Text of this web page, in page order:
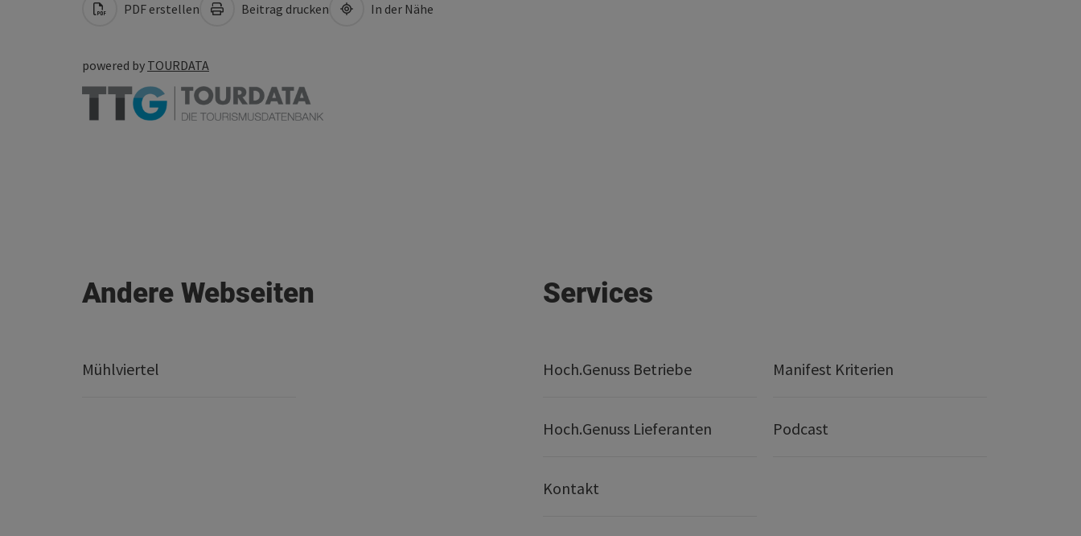
PDF erstellen Beitrag drucken In der Nähe
powered by TOURDATA
Andere Webseiten
Mühlviertel
Services
Hoch.Genuss Betriebe Manifest Kriterien
Hoch.Genuss Lieferanten Podcast
Kontakt